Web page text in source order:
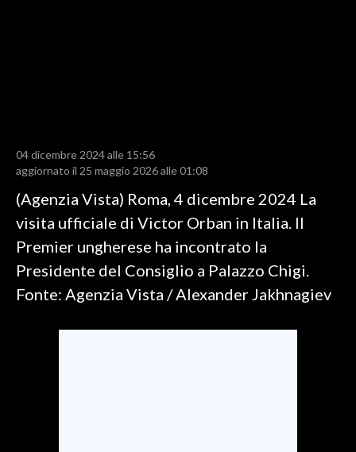
RISULTATI E CLASSIFICHE
CALCIO REGIONALE
BASKET
VOLLEY
MOTORI
TENNIS
04 dicembre 2024 alle 15:56
aggiornato il 25 maggio 2026 alle 01:08
(Agenzia Vista) Roma, 4 dicembre 2024 La
visita ufficiale di Victor Orban in Italia. Il
Premier ungherese ha incontrato la
Presidente del Consiglio a Palazzo Chigi.
Fonte: Agenzia Vista / Alexander Jakhnagiev